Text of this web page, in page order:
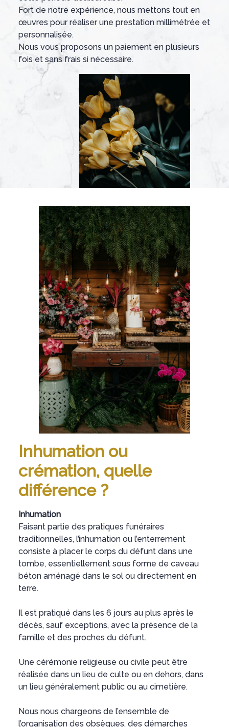
Fort de notre expérience, nous mettons tout en
œuvres pour réaliser une prestation millimétrée et
personnalisée.
Nous vous proposons un paiement en plusieurs
fois et sans frais si nécessaire.
Inhumation ou
crémation, quelle
différence ?
Inhumation
Faisant partie des pratiques funéraires
traditionnelles, l’inhumation ou l’enterrement
consiste à placer le corps du défunt dans une
tombe, essentiellement sous forme de caveau
béton aménagé dans le sol ou directement en
terre.
Il est pratiqué dans les 6 jours au plus après le
décès, sauf exceptions, avec la présence de la
famille et des proches du défunt.
Une cérémonie religieuse ou civile peut être
réalisée dans un lieu de culte ou en dehors, dans
un lieu généralement public ou au cimetière.
Nous nous chargeons de l’ensemble de
l’organisation des obsèques, des démarches